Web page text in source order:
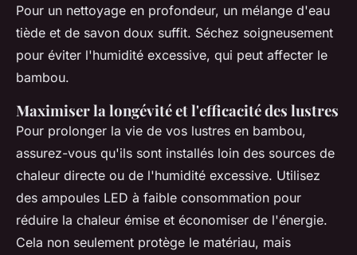
Pour un nettoyage en profondeur, un mélange d'eau
tiède et de savon doux suffit. Séchez soigneusement
pour éviter l'humidité excessive, qui peut affecter le
bambou.
Maximiser la longévité et l'efficacité des lustres
Pour prolonger la vie de vos lustres en bambou,
assurez-vous qu'ils sont installés loin des sources de
chaleur directe ou de l'humidité excessive. Utilisez
des ampoules LED à faible consommation pour
réduire la chaleur émise et économiser de l'énergie.
Cela non seulement protège le matériau, mais